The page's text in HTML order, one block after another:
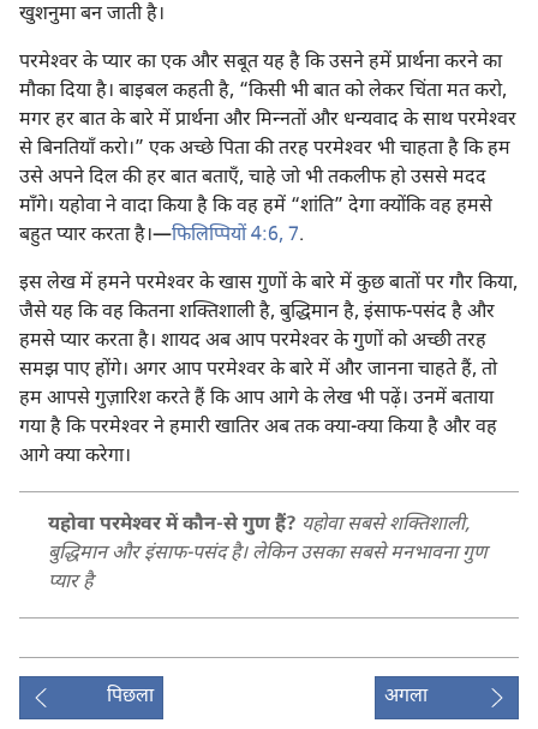
खुशनुमा बन जाती है।
परमेश्‍वर के प्यार का एक और सबूत यह है कि उसने हमें प्रार्थना करने का
मौका दिया है। बाइबल कहती है, “किसी भी बात को लेकर चिंता मत करो,
मगर हर बात के बारे में प्रार्थना और मिन्‍नतों और धन्यवाद के साथ परमेश्‍वर
से बिनतियाँ करो।” एक अच्छे पिता की तरह परमेश्‍वर भी चाहता है कि हम
उसे अपने दिल की हर बात बताएँ, चाहे जो भी तकलीफ हो उससे मदद
माँगे। यहोवा ने वादा किया है कि वह हमें “शांति” देगा क्योंकि वह हमसे
बहुत प्यार करता है।​—फिलिप्पियों 4:6, 7.
इस लेख में हमने परमेश्‍वर के खास गुणों के बारे में कुछ बातों पर गौर किया,
जैसे यह कि वह कितना शक्‍तिशाली है, बुद्धिमान है, इंसाफ-पसंद है और
हमसे प्यार करता है। शायद अब आप परमेश्‍वर के गुणों को अच्छी तरह
समझ पाए होंगे। अगर आप परमेश्‍वर के बारे में और जानना चाहते हैं, तो
हम आपसे गुज़ारिश करते हैं कि आप आगे के लेख भी पढ़ें। उनमें बताया
गया है कि परमेश्‍वर ने हमारी खातिर अब तक क्या-क्या किया है और वह
आगे क्या करेगा।
यहोवा परमेश्‍वर में कौन-से गुण हैं? यहोवा सबसे शक्‍तिशाली,
बुद्धिमान और इंसाफ-पसंद है। लेकिन उसका सबसे मनभावना गुण
प्यार है
पिछला अगला